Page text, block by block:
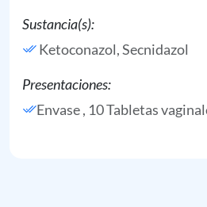
Sustancia(s):
Ketoconazol,Secnidazol
Presentaciones:
Envase , 10 Tabletas